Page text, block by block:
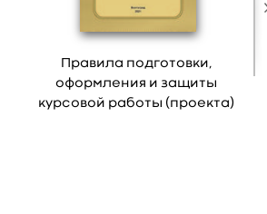
Правила подготовки,
оформления и защиты
курсовой работы (проекта)